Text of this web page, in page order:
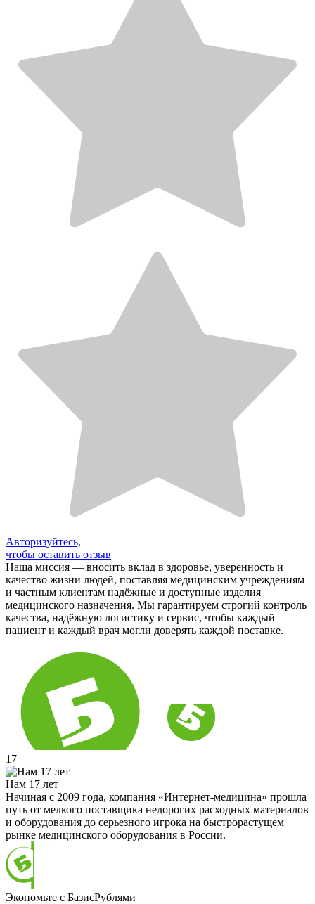
Авторизуйтесь,
чтобы оставить отзыв
Наша миссия — вносить вклад в здоровье, уверенность и
качество жизни людей, поставляя медицинским учреждениям
и частным клиентам надёжные и доступные изделия
медицинского назначения. Мы гарантируем строгий контроль
качества, надёжную логистику и сервис, чтобы каждый
пациент и каждый врач могли доверять каждой поставке.
17
Нам 17 лет
Начиная с 2009 года, компания «Интернет-медицина» прошла
путь от мелкого поставщика недорогих расходных материалов
и оборудования до серьезного игрока на быстрорастущем
рынке медицинского оборудования в России.
Экономьте с БазисРублями